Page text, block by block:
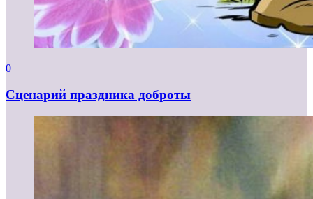
0
Сценарий праздника доброты